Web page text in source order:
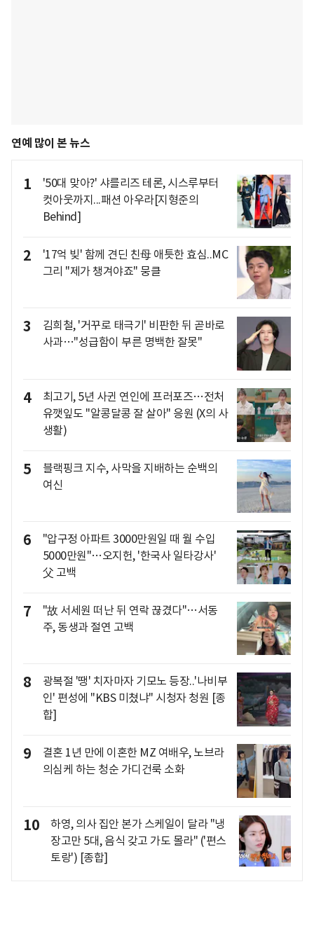
연예 많이 본 뉴스
1
'50대 맞아?' 샤를리즈 테론, 시스루부터
컷아웃까지...패션 아우라[지형준의
Behind]
2
'17억 빚' 함께 견딘 친母 애틋한 효심..MC
그리 "제가 챙겨야죠" 뭉클
3
김희철, '거꾸로 태극기' 비판한 뒤 곧바로
사과…"성급함이 부른 명백한 잘못"
4
최고기, 5년 사귄 연인에 프러포즈…전처
유깻잎도 "알콩달콩 잘 살아" 응원 (X의 사
생활)
5
블랙핑크 지수, 사막을 지배하는 순백의
여신
6
"압구정 아파트 3000만원일 때 월 수입
5000만원"…오지헌, '한국사 일타강사'
父 고백
7
"故 서세원 떠난 뒤 연락 끊겼다"…서동
주, 동생과 절연 고백
8
광복절 '땡' 치자마자 기모노 등장..'나비부
인' 편성에 "KBS 미쳤냐" 시청자 청원 [종
합]
9
결혼 1년 만에 이혼한 MZ 여배우, 노브라
의심케 하는 청순 가디건룩 소화
10
하영, 의사 집안 본가 스케일이 달라 "냉
장고만 5대, 음식 갖고 가도 몰라" ('편스
토랑') [종합]